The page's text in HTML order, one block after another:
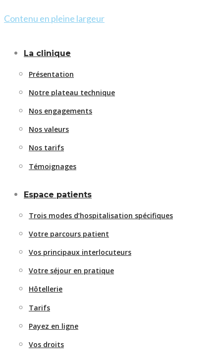
Contenu en pleine largeur
La clinique
Présentation
Notre plateau technique
Nos engagements
Nos valeurs
Nos tarifs
Témoignages
Espace patients
Trois modes d’hospitalisation spécifiques
Votre parcours patient
Vos principaux interlocuteurs
Votre séjour en pratique
Hôtellerie
Tarifs
Payez en ligne
Vos droits